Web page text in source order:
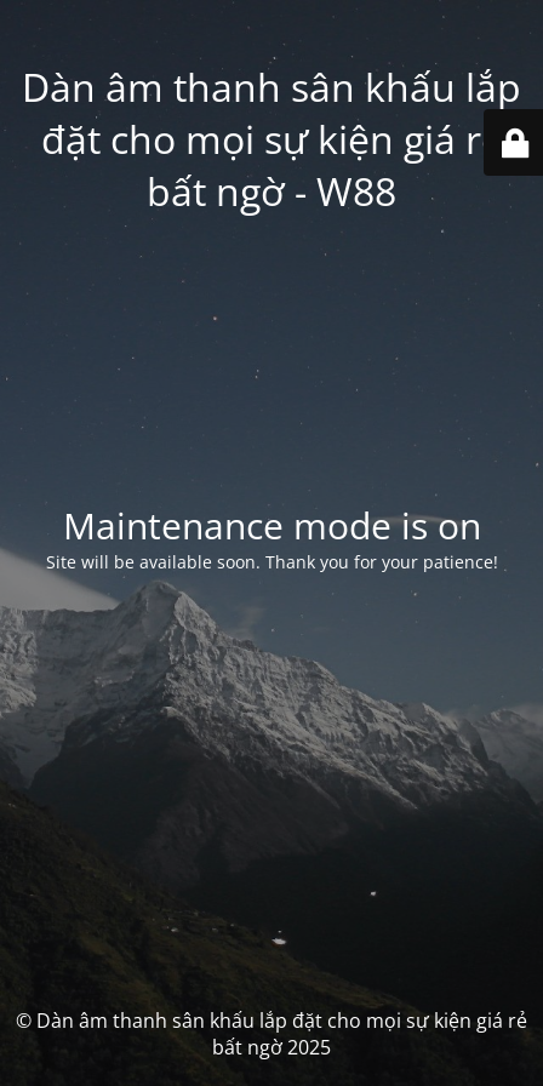
Dàn âm thanh sân khấu lắp
đặt cho mọi sự kiện giá rẻ
bất ngờ - W88
Maintenance mode is on
Site will be available soon. Thank you for your patience!
© Dàn âm thanh sân khấu lắp đặt cho mọi sự kiện giá rẻ
bất ngờ 2025